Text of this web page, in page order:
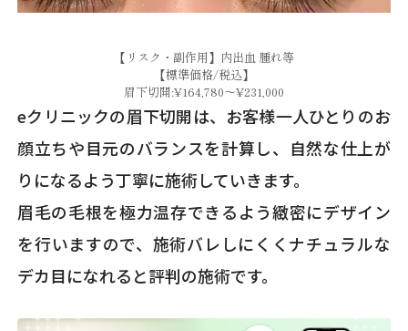
【リスク・副作用】内出血 腫れ等
【標準価格/税込】
眉下切開:¥164,780～¥231,000
eクリニックの眉下切開は、お客様一人ひとりのお
顔立ちや目元のバランスを計算し、自然な仕上が
りになるよう丁寧に施術していきます。
眉毛の毛根を極力温存できるよう緻密にデザイン
を行いますので、施術バレしにくくナチュラルな
デカ目になれると評判の施術です。